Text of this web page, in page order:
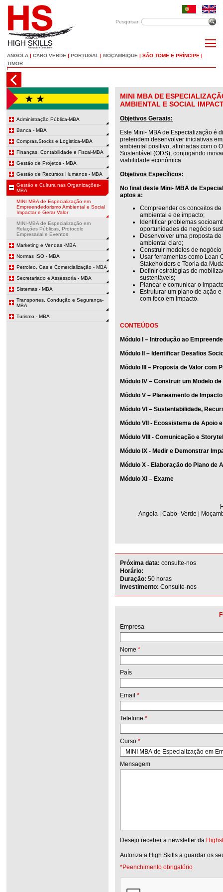
Pesquisar:
ANGOLA | CABO VERDE | PORTUGAL | MOÇAMBIQUE | SÃO TOME E PRÍNCIPE |
TIMOR
Administração Pública-MBA
Banca - MBA
Compras,Stocks e Logistica-MBA
Finanças, Contabilidade e Fiscal-MBA
Gestão de Projetos - MBA
Gestão de Recursos Humanos - MBA
Gestão e Cultura nas Organizações-
MBA
MINI MBA de Especialização em
Empreendedorismo Ambiental e Social
Impactar e Gerar Valor
MINI-MBA de Especialização em
Relações Públicas, Protocolo
Empresarial e Eventos
Marketing e Vendas -MBA
Normas ISO - MBA
Petroleo, Gas e Comercialização - MBA
Secretariado e Assessoria - MBA
Sistemas - MBA
Transportes, Condução e Segurança-
MBA
Turismo - MBA
MINI MBA DE
AMBIENTAL E SOCIAL
Objetivos Geraais:
Este Mini- MBA de Especialização é
pretendem desenvolver iniciativas
ambiental positivo, alinhadas com o
Sustentável (ODS), conjugando
viabilidade econômica.
Objetivos Específicos:
No final deste Mini- MBA de
aptos a:
Compreender os conceitos
ambiental e de impacto;
Identificar problemas
oportunidades de negócio
Desenvolver uma proposta
ambiental claro;
Construir modelos de
Usar ferramentas como Lean
Stakeholders e Teoria da
Definir estratégias de
sustentáveis;
Planear e comunicar o
Estruturar um plano de ação
com foco em impacto.
CONTEÚDOS
Módulo I – Introdução ao
Módulo II – Identificar Desafios
Módulo III – Proposta de Valor com
Módulo IV – Construir um Modelo
Módulo V – Planeamento de
Módulo VI – Sustentabilidade,
Módulo VII - Ecossistema de Apoio
Módulo VIII - Comunicação e
Módulo IX - Medir e Demonstrar
Módulo X - Elaboração do Plano de
Módulo XI – Exame
Angola | Cabo- Verde |
Próxima data: consulte-nos
Horário:
Duração: 50 horas
Investimento: Consulte-nos
Empresa
Nome *
País
Email *
Telefone *
Curso *
Mensagem
Desejo receber a newsletter da
Autoriza a High Skills a guardar os
*Peenchimento obrigatório